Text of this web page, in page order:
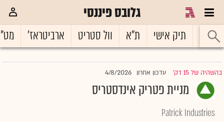
גלובס פיננסי
ראשי תיק אישי ת"א וול סטריט ארביטראז'
בהשהיה של 15 דק' |עדכון אחרון 4/8/2026
מניית פטריק אינדסטריס
Patrick Industries